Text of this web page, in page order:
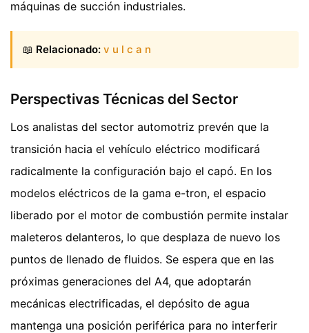
máquinas de succión industriales.
📖 Relacionado: v u l c a n
Perspectivas Técnicas del Sector
Los analistas del sector automotriz prevén que la
transición hacia el vehículo eléctrico modificará
radicalmente la configuración bajo el capó. En los
modelos eléctricos de la gama e-tron, el espacio
liberado por el motor de combustión permite instalar
maleteros delanteros, lo que desplaza de nuevo los
puntos de llenado de fluidos. Se espera que en las
próximas generaciones del A4, que adoptarán
mecánicas electrificadas, el depósito de agua
mantenga una posición periférica para no interferir